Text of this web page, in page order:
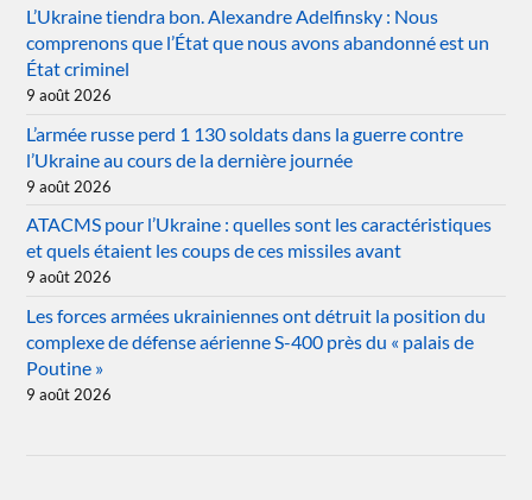
L’Ukraine tiendra bon. Alexandre Adelfinsky : Nous
comprenons que l’État que nous avons abandonné est un
État criminel
9 août 2026
L’armée russe perd 1 130 soldats dans la guerre contre
l’Ukraine au cours de la dernière journée
9 août 2026
ATACMS pour l’Ukraine : quelles sont les caractéristiques
et quels étaient les coups de ces missiles avant
9 août 2026
Les forces armées ukrainiennes ont détruit la position du
complexe de défense aérienne S-400 près du « palais de
Poutine »
9 août 2026